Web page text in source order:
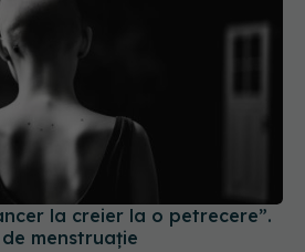
la creier la o petrecere”.
menstruație